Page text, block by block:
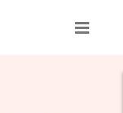
Menu